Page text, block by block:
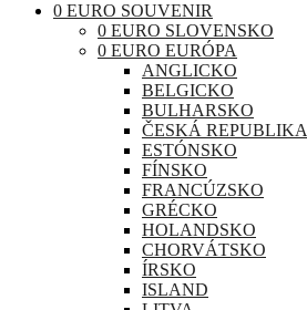
0 EURO SOUVENIR
0 EURO SLOVENSKO
0 EURO EURÓPA
ANGLICKO
BELGICKO
BULHARSKO
ČESKÁ REPUBLIKA
ESTÓNSKO
FÍNSKO
FRANCÚZSKO
GRÉCKO
HOLANDSKO
CHORVÁTSKO
ÍRSKO
ISLAND